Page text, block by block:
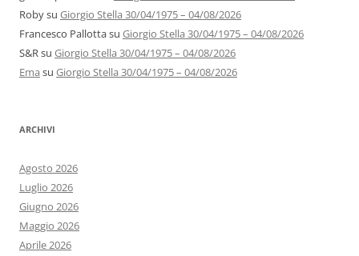
Robysu Giorgio Stella 30/04/1975 – 04/08/2026
Francesco Pallottasu Giorgio Stella 30/04/1975 – 04/08/2026
S&Rsu Giorgio Stella 30/04/1975 – 04/08/2026
Ema su Giorgio Stella 30/04/1975 – 04/08/2026
ARCHIVI
Agosto 2026
Luglio 2026
Giugno 2026
Maggio 2026
Aprile 2026